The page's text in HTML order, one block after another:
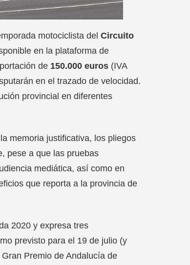
motociclista del Circuito
en la plataforma de
de 150.000 euros (IVA
en el trazado de velocidad.
provincial en diferentes
memoria justificativa, los pliegos
pese a que las pruebas
mediática, así como en
que reporta a la provincia de
2020 y expresa tres
previsto para el 19 de julio (y
Premio de Andalucía de